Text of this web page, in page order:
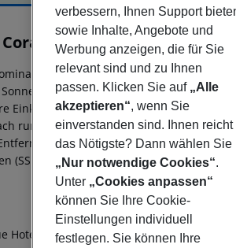
Bay Sultan
5
Coral Bay Sultan liegt ca. 50 m vom
und Sonnenliegen
Einkaufsmöglichkeiten sind nach ca. 4
rund 4 km. Auch die nächste
zu finden. Zur ärztlichen
(SSH) ist ca. 35 km entfernt. Zwischen
Hotel Domina Coral Bay Sultan liegt ca.
verbessern, Ihnen Support
sowie Inhalte, Angebote und
Werbung anzeigen, die für Sie
relevant sind und zu Ihnen
passen. Klicken Sie auf „Alle
akzeptieren“, wenn Sie
einverstanden sind. Ihnen reicht
das Nötigste? Dann wählen Sie
„Nur notwendige Cookies“.
Unter „Cookies anpassen“
können Sie Ihre Cookie-
Einstellungen individuell
festlegen. Sie können Ihre